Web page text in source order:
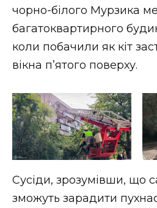
ЗАКАРПАТСЬКІ
НОВИНИ ЗАХІДНОЇ
ФОТО
чорно-білого Мурзика
багатоквартирного
коли побачили як кіт
вікна п’ятого поверху.
Сусіди, зрозумівши, що
зможуть зарадити